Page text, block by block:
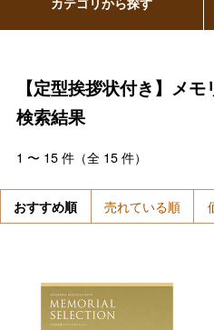
【定型挨拶状付き】メ
検索結果
1 〜 15件（全 15件）
おすすめ順 売れている順